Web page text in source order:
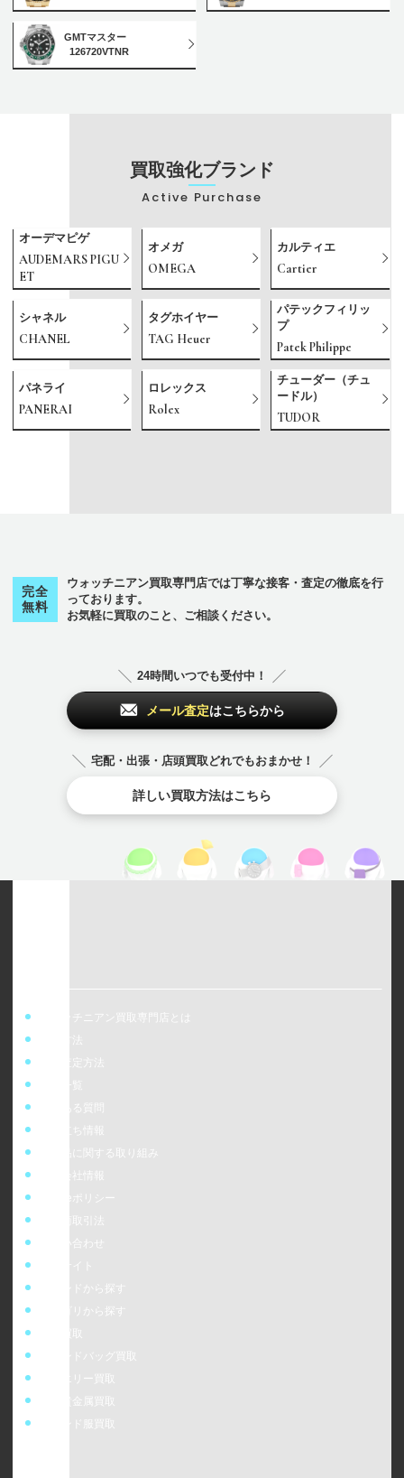
GMTマスター
126720VTNR
買取強化ブランド
Active Purchase
オーデマピゲ
AUDEMARS PIGU
ET
オメガ
OMEGA
カルティエ
Cartier
シャネル
CHANEL
タグホイヤー
TAG Heuer
パテックフィリッ
プ
Patek Philippe
パネライ
PANERAI
ロレックス
Rolex
チューダー（チュ
ードル）
TUDOR
完全
無料
ウォッチニアン買取専門店では丁寧な接客・査定の徹底を行
っております。
お気軽に買取のこと、ご相談ください。
24時間いつでも受付中！
メール査定はこちらから
宅配・出張・店頭買取どれでもおまかせ！
詳しい買取方法はこちら
ウォッチニアン買取専門店とは
買取方法
事前査定方法
店舗一覧
よくある質問
偽造品に関する取り組み
cookieポリシー
特定商取引法
お問い合わせ
販売サイト
ブランドから探す
カテゴリから探す
ブランドバッグ買取
ジュエリー買取
金・貴金属買取
ブランド服買取